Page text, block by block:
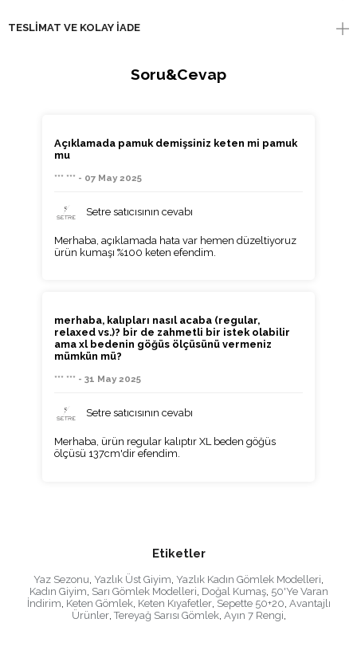
TESLIMAT VE KOLAY İADE
Soru&Cevap
Açıklamada pamuk demişsiniz keten mi pamuk
mu
*** *** - 07 May 2025
Setre satıcısının cevabı
Merhaba, açıklamada hata var hemen düzeltiyoruz
ürün kumaşı %100 keten efendim.
merhaba, kalıpları nasıl acaba (regular,
relaxed vs.)? bir de zahmetli bir istek olabilir
ama xl bedenin göğüs ölçüsünü vermeniz
mümkün mü?
*** *** - 31 May 2025
Setre satıcısının cevabı
Merhaba, ürün regular kalıptır XL beden göğüs
ölçüsü 137cm'dir efendim.
Etiketler
Yaz Sezonu Yazlık Üst Giyim Yazlık Kadın Gömlek Modelleri
Kadın Giyim Sarı Gömlek Modelleri Doğal Kumaş, 50'Ye Varan
İndirim Keten Gömlek, Keten Kıyafetler, Sepette 50+20 Avantajlı
Ürünler, Tereyağ Sarısı Gömlek, Ayın 7 Rengi